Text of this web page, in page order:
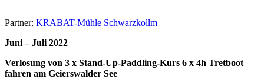
Partner: KRABAT-Mühle Schwarzkollm
Juni – Juli 2022
Verlosung von 3 x Stand-Up-Paddling-Kurs 6 x 4h Tretboot
fahren am Geierswalder See